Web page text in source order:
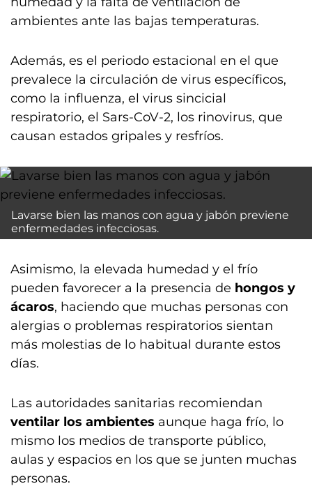
ambientes ante las bajas temperaturas.
Además, es el periodo estacional en el que
prevalece la circulación de virus específicos,
como la influenza, el virus sincicial
respiratorio, el Sars-CoV-2, los rinovirus, que
causan estados gripales y resfríos.
Lavarse bien las manos con agua y jabón previene
enfermedades infecciosas.
Asimismo, la elevada humedad y el frío
pueden favorecer a la presencia de hongos y
ácaros, haciendo que muchas personas con
alergias o problemas respiratorios sientan
más molestias de lo habitual durante estos
días.
Las autoridades sanitarias recomiendan
ventilar los ambientes aunque haga frío, lo
mismo los medios de transporte público,
aulas y espacios en los que se junten muchas
personas.